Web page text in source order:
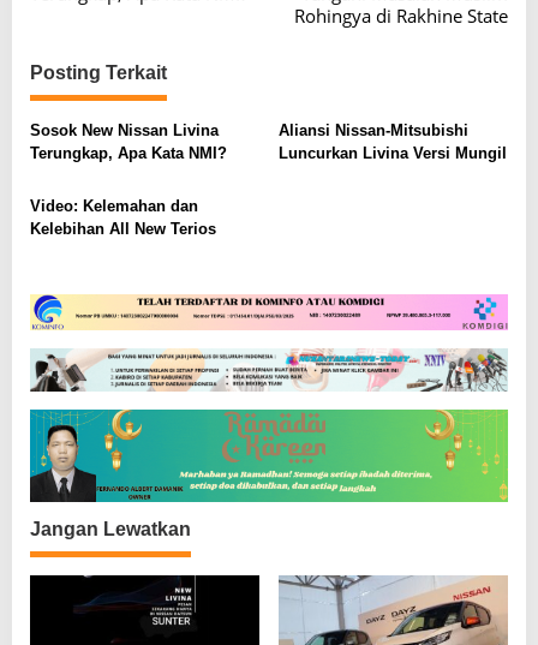
g
a
s
p
s
Rohingya di Rakhine State
Posting Terkait
Sosok New Nissan Livina
Terungkap, Apa Kata NMI?
Aliansi Nissan-Mitsubishi
Luncurkan Livina Versi Mungil
Video: Kelemahan dan
Kelebihan All New Terios
Jangan Lewatkan